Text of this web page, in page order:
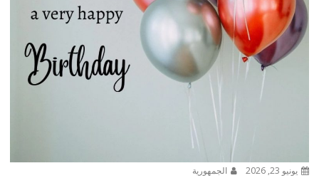
يونيو 23, 2026 الجمهورية